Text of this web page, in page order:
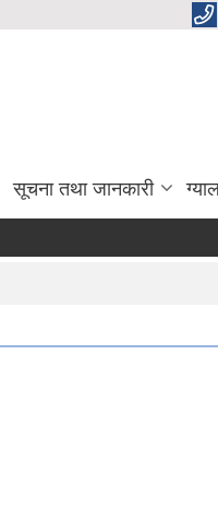
सूचना तथा जानकारी